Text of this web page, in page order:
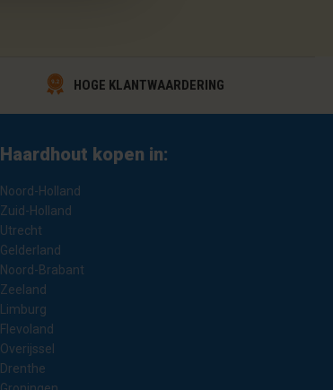
HOGE KLANTWAARDERING
Haardhout kopen in:
Noord-Holland
Zuid-Holland
Utrecht
Gelderland
Noord-Brabant
Zeeland
Limburg
Flevoland
Overijssel
Drenthe